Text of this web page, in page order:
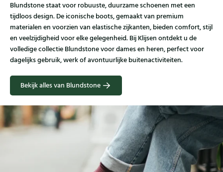
Blundstone staat voor robuuste, duurzame schoenen met een
tijdloos design. De iconische boots, gemaakt van premium
materialen en voorzien van elastische zijkanten, bieden comfort, stijl
en veelzijdigheid voor elke gelegenheid. Bij Klijsen ontdekt u de
volledige collectie Blundstone voor dames en heren, perfect voor
dagelijks gebruik, werk of avontuurlijke buitenactiviteiten.
Bekijk alles van Blundstone